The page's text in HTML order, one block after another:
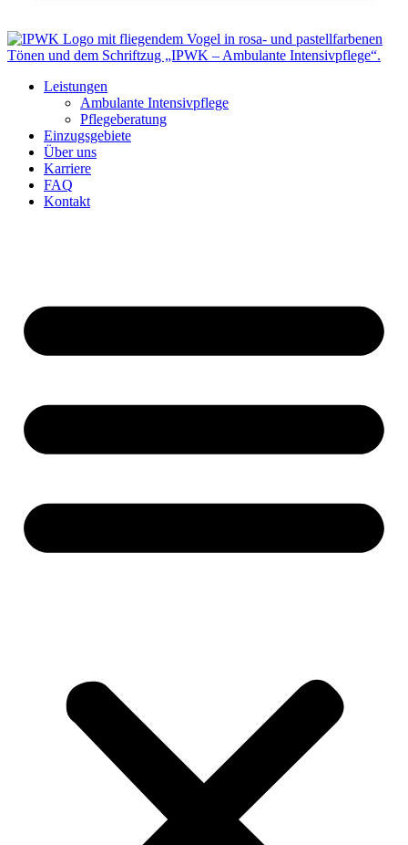
Leistungen
Ambulante Intensivpflege
Pflegeberatung
Einzugsgebiete
Über uns
Karriere
FAQ
Kontakt